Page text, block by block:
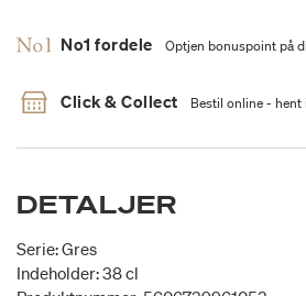
No1 fordele Optjen bonuspoint på
Click & Collect Bestil online - hent
DETALJER
Serie: Gres
Indeholder: 38 cl